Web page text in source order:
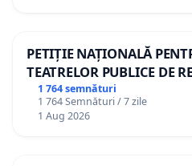
PETIȚIE NAȚIONALĂ
TEATRELOR PUBLICE DE
ROMÂNIA
1 764 semnături
1 764 Semnături / 7 zile
1 Aug 2026